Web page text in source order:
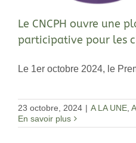
Le CNCPH ouvre une
participative pour les
Le 1er octobre 2024, le
23 octobre, 2024 | A LA UNE
En savoir plus